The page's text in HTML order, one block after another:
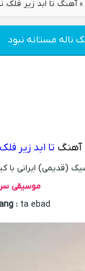
»آهنگ تا ابد زیر فلک
ناله مستانه نبود
آهنگ تا ابد زیر
(قدیمی) ایرانی با
موسیقی
:ta ebad